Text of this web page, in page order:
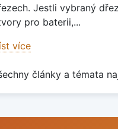
Jestli vybraný
pro baterii,...
více
články a témata